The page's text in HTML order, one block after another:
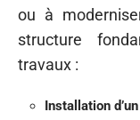
ou à
structure
travaux :
Installation